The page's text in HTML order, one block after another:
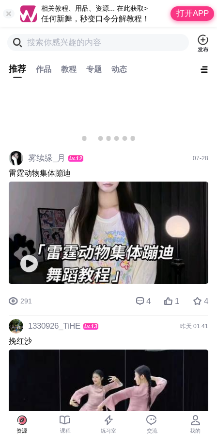
相关教程、用品、资源... 在此获取>
任何新舞，秒变口令分解教程！
打开APP
搜索你感兴趣的内容
发布
推荐 作品 教程 专题 动态
雾续缘_月 07-28
雷霆动物集体蹦迪
291 4 1 4
1330926_TiHE 昨天 01:41
挽红沙
资源 课程 练习室 交流 我的